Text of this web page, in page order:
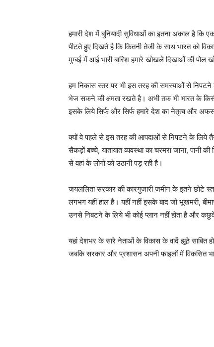
हमारी देश में बुनियादी सुविधाओं का इतना अकाल है कि
पीटते हुए दिखते है कि कितनी तेजी के साथ भारत को
मुम्बई में आई भारी बारिश हमारे खोखले दिखाओं की पोल
हम निकास स्तर पर भी इस तरह की समस्याओं से निपटने
भेज सकने की क्षमता रखते है। अभी तक भी भारत के
इसके लिये सिर्फ और सिर्फ हमारे देश का नेतृत्व और
क्यों वे पहले से इस तरह की आपदाओं से निपटने के लिये
सैकड़ों बच्चे, यातायात व्यवस्था का चरमरा जाना, पानी
से वहां के लोगों को उठानी पड़ रही है।
जयललिता सरकार की कारगुजारी जमीन के इतने छोटे
लगभग यहीं हाल है। यहीं नहीं इसके बाद जो भूखमरी,
उनसे निबटने के लिये भी कोई प्लान नहीं होता है और
यहां देशभर के सारे नेताओं के विकास के वादें झूठे
जबकि सरकार और प्रशासन अपनी फाइलों में विकसित